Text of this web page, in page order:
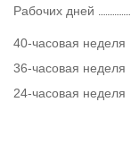
Рабочих дней
40-часовая неделя
36-часовая неделя
24-часовая неделя